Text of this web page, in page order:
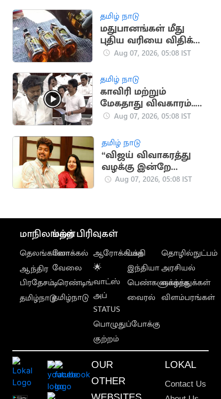
தமிழ் நாடு
மதுபானங்கள் மீது
புதிய வரியை விதிக்க
தமிழ்நாடு அரசு முடிவு
Aug 07, 2026, 05:08 IST
தமிழ் நாடு
காவிரி மற்றும்
மேகதாது விவகாரம்..
அனல் பறந்த விவாதம்
Aug 07, 2026, 05:08 IST
தமிழ் நாடு
“விஜய் விவாகரத்து
வழக்கு இன்றே
விசாரிக்க வேண்டும்”..
Aug 07, 2026, 05:08 IST
மாநிலங்கள்
தெலங்கானா
ஆந்திர
பிரதேசம்
தமிழ்நாடு
மற்ற பிரிவுகள்
லோக்கல்
வேலை
டிரெண்டிங்
தமிழ்நாடு
ஆரோக்கியம்
🌟
வாட்ஸ்
அப்
STATUS
பொழுதுப்போக்கு
குற்றம்
பக்தி
இந்தியா
பெண்களுக்காக
வைரல்
தொழில்நுட்பம்
அரசியல்
வாழ்த்துக்கள்
விளம்பரங்கள்
OUR
OTHER
LOKAL
Contact Us